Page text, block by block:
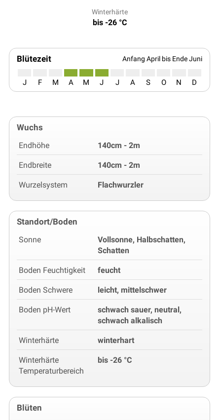
Winterhärte
bis -26 °C
Blütezeit Anfang April bis Ende Juni
J F M A M J J A S O N D
Wuchs
Endhöhe 140cm - 2m
Endbreite 140cm - 2m
Wurzelsystem Flachwurzler
Standort/Boden
Sonne
Vollsonne, Halbschatten,
Schatten
Boden Feuchtigkeit feucht
Boden Schwere leicht, mittelschwer
Boden pH-Wert
schwach sauer, neutral,
schwach alkalisch
Winterhärte winterhart
Winterhärte
Temperaturbereich
bis -26 °C
Blüten